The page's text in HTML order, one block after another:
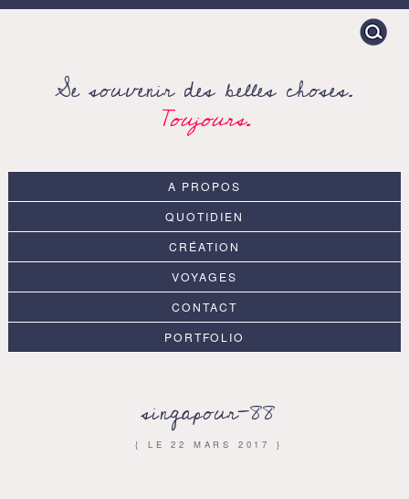
Search
for:
Se souvenir des belles choses.
Toujours.
A PROPOS
QUOTIDIEN
CRÉATION
VOYAGES
CONTACT
PORTFOLIO
singapour-88
{ LE22 MARS 2017 }